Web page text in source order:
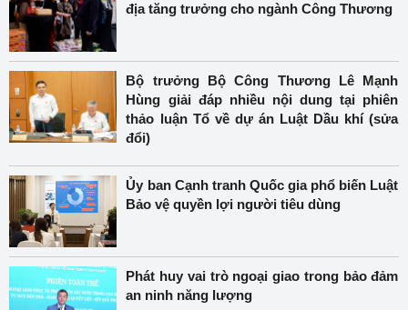
địa tăng trưởng cho ngành Công Thương
Bộ trưởng Bộ Công Thương Lê Mạnh
Hùng giải đáp nhiều nội dung tại phiên
thảo luận Tổ về dự án Luật Dầu khí (sửa
đổi)
Ủy ban Cạnh tranh Quốc gia phổ biến Luật
Bảo vệ quyền lợi người tiêu dùng
Phát huy vai trò ngoại giao trong bảo đảm
an ninh năng lượng